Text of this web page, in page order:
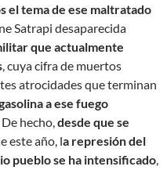
el tema de ese maltratado
Satrapi desaparecida
que actualmente
, cuya cifra de muertos
atrocidades que terminan
a ese fuego
De hecho,desde que se
este año, la represión del
pueblo se ha intensificado,